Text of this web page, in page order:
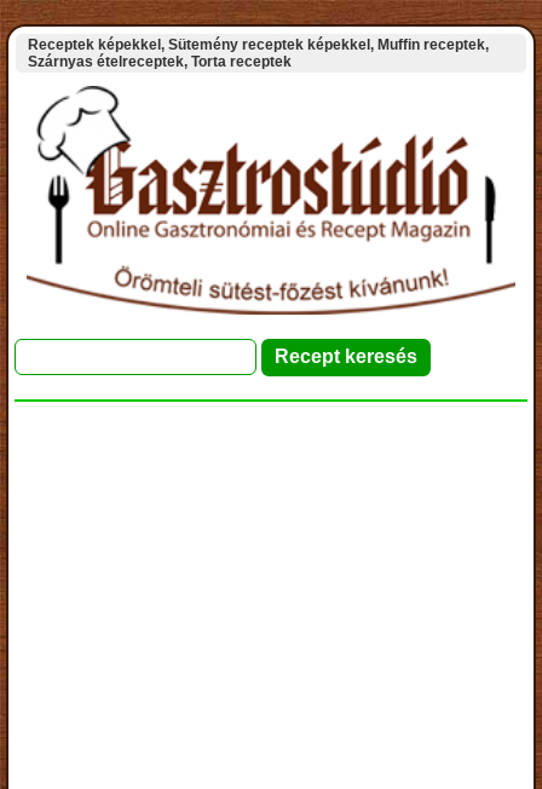
Receptek képekkel, Sütemény receptek képekkel, Muffin receptek,
Szárnyas ételreceptek, Torta receptek